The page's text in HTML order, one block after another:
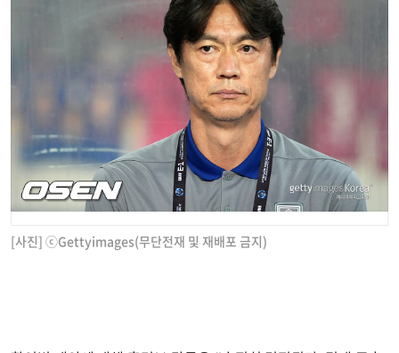
[사진] ⓒGettyimages(무단전재 및 재배포 금지)